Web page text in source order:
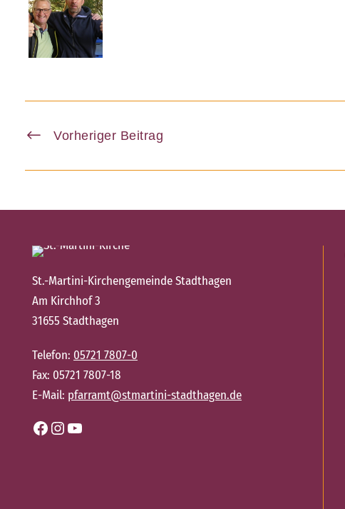
Vorheriger Beitrag
St.-Martini-Kirchengemeinde Stadthagen
Am Kirchhof 3
31655 Stadthagen
Telefon: 05721 7807-0
Fax: 05721 7807-18
E-Mail: pfarramt@stmartini-stadthagen.de
Facebook Instagram YouTube